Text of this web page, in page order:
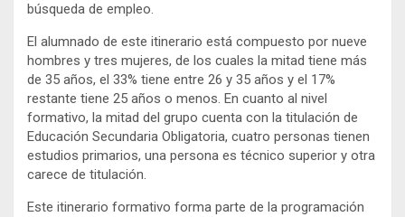
búsqueda de empleo.
El alumnado de este itinerario está compuesto por nueve
hombres y tres mujeres, de los cuales la mitad tiene más
de 35 años, el 33% tiene entre 26 y 35 años y el 17%
restante tiene 25 años o menos. En cuanto al nivel
formativo, la mitad del grupo cuenta con la titulación de
Educación Secundaria Obligatoria, cuatro personas tienen
estudios primarios, una persona es técnico superior y otra
carece de titulación.
Este itinerario formativo forma parte de la programación